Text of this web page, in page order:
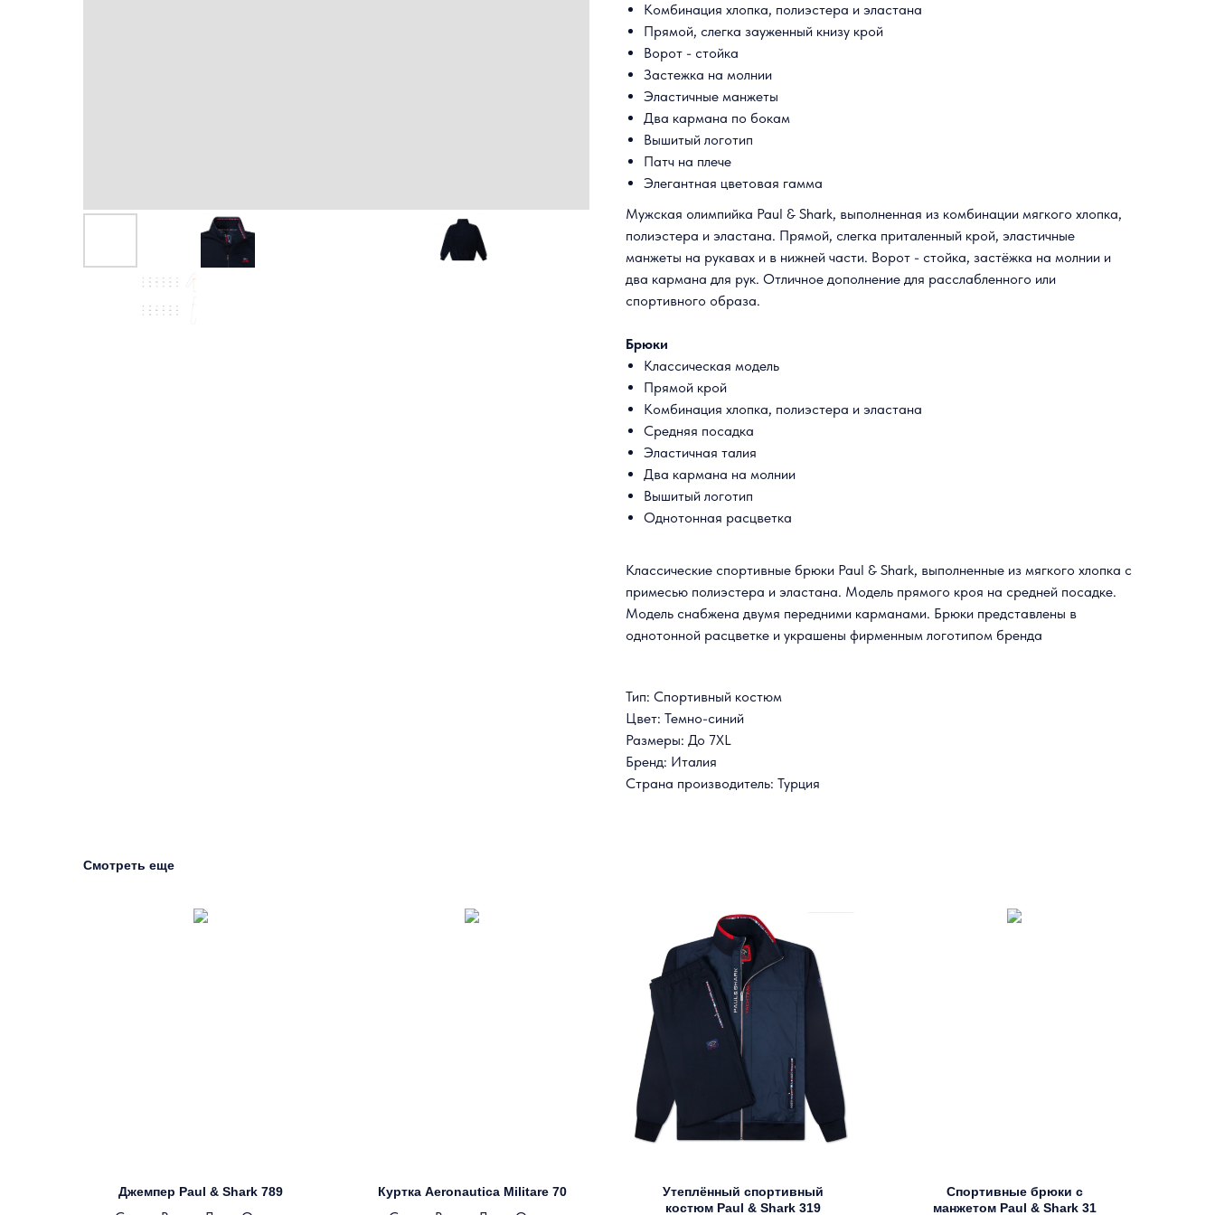
Комбинация хлопка, полиэстера и эластана
Прямой, слегка зауженный книзу крой
Ворот - стойка
Застежка на молнии
Эластичные манжеты
Два кармана по бокам
Вышитый логотип
Патч на плече
Элегантная цветовая гамма
Мужская олимпийка Paul & Shark, выполненная из комбинации мягкого хлопка,
полиэстера и эластана. Прямой, слегка приталенный крой, эластичные
манжеты на рукавах и в нижней части. Ворот - стойка, застёжка на молнии и
два кармана для рук. Отличное дополнение для расслабленного или
спортивного образа.
Брюки
Классическая модель
Прямой крой
Комбинация хлопка, полиэстера и эластана
Средняя посадка
Эластичная талия
Два кармана на молнии
Вышитый логотип
Однотонная расцветка
Классические спортивные брюки Paul & Shark, выполненные из мягкого хлопка с
примесью полиэстера и эластана. Модель прямого кроя на средней посадке.
Модель снабжена двумя передними карманами. Брюки представлены в
однотонной расцветке и украшены фирменным логотипом бренда
Тип: Спортивный костюм
Цвет: Темно-синий
Размеры: До 7XL
Бренд: Италия
Страна производитель: Турция
Смотреть еще
Джемпер Paul & Shark 789 Куртка Aeronautica Militare 70
Утеплённый спортивный
костюм Paul & Shark 319
Спортивные брюки с
манжетом Paul & Shark 31